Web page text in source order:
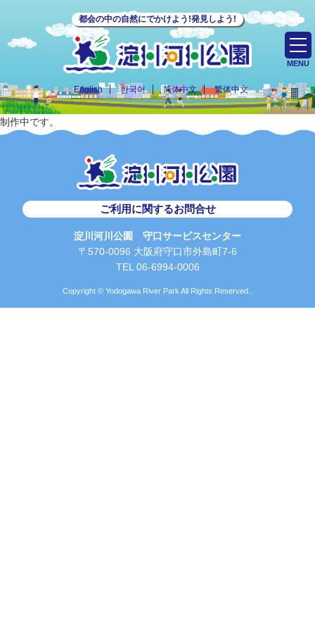
都会の中の自然にでかけよう!発見しよう!
English 한국어 简体中文 繁体中文
MENU
制作中です。
ご利用に関するお問合せ
淀川河川公園 守口サービスセンター
〒570-0096 大阪府守口市外島町7-6
TEL 06-6994-0006
Copyright © Yodogawa River Park All Rights Reserved..